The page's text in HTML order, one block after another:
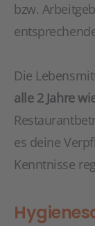
bzw.
Die
alle 2 Jahre
es deine
Kenntnisse